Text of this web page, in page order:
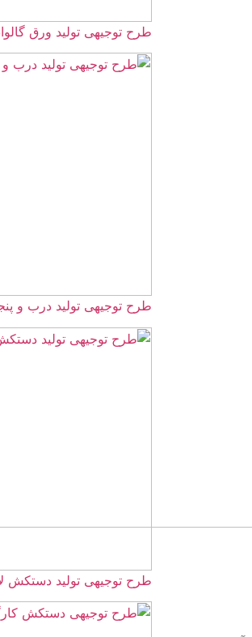
طرح توجیهی تولید ورق گالوانیزه ☀️(word+pdf) 1405
طرح توجیهی تولید درب و پنجره UPVC ☀️سال 1405
طرح توجیهی تولید دستکش لاتکس ☀️(+هزینه) 1405